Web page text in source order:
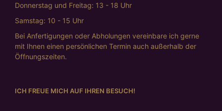
Donnerstag und Freitag: 13 - 18 Uhr
Samstag: 10 - 15 Uhr
Bei Anfertigungen oder Abholungen vereinbare ich gerne
mit Ihnen einen persönlichen Termin auch außerhalb der
Öffnungszeiten.
ICH FREUE MICH AUF IHREN BESUCH!